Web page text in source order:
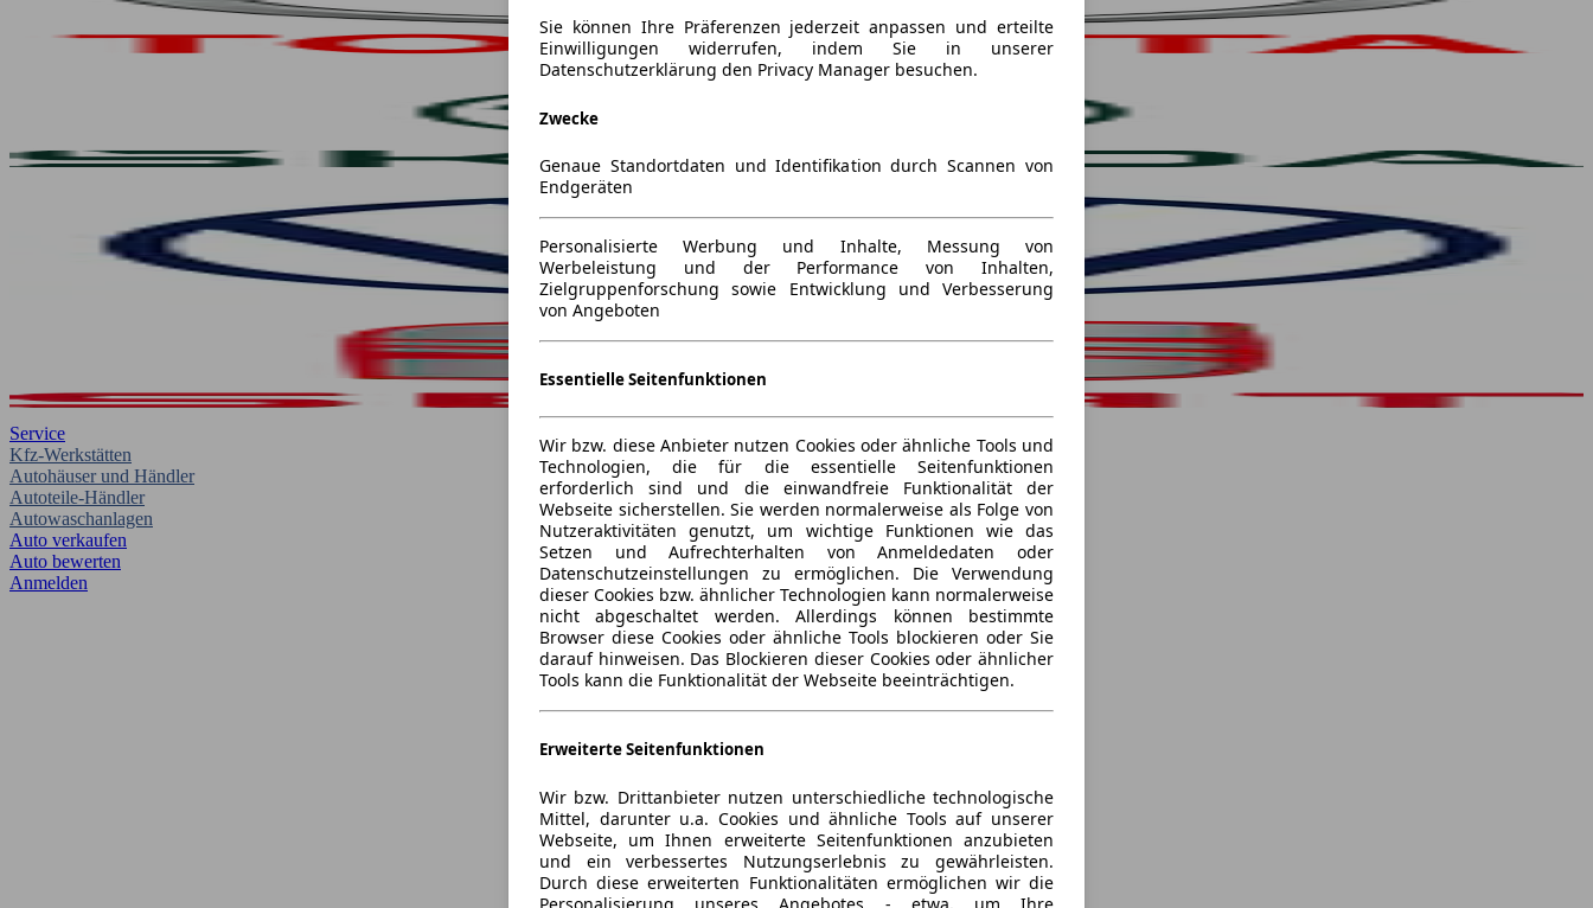
Service
Kfz-Werkstätten
Autohäuser und Händler
Autoteile-Händler
Autowaschanlagen
Auto verkaufen
Auto bewerten
Anmelden
Sie können Ihre Präferenzen jederzeit anpassen und erteilte
Einwilligungen widerrufen, indem Sie in unserer
Datenschutzerklärung den Privacy Manager besuchen.
Zwecke
Genaue Standortdaten und Identifikation durch Scannen von
Endgeräten
Personalisierte Werbung und Inhalte, Messung von
Werbeleistung und der Performance von Inhalten,
Zielgruppenforschung sowie Entwicklung und Verbesserung
von Angeboten
Essentielle Seitenfunktionen
Wir bzw. diese Anbieter nutzen Cookies oder ähnliche Tools und
Technologien, die für die essentielle Seitenfunktionen
erforderlich sind und die einwandfreie Funktionalität der
Webseite sicherstellen. Sie werden normalerweise als Folge von
Nutzeraktivitäten genutzt, um wichtige Funktionen wie das
Setzen und Aufrechterhalten von Anmeldedaten oder
Datenschutzeinstellungen zu ermöglichen. Die Verwendung
dieser Cookies bzw. ähnlicher Technologien kann normalerweise
nicht abgeschaltet werden. Allerdings können bestimmte
Browser diese Cookies oder ähnliche Tools blockieren oder Sie
darauf hinweisen. Das Blockieren dieser Cookies oder ähnlicher
Tools kann die Funktionalität der Webseite beeinträchtigen.
Erweiterte Seitenfunktionen
Wir bzw. Drittanbieter nutzen unterschiedliche technologische
Mittel, darunter u.a. Cookies und ähnliche Tools auf unserer
Webseite, um Ihnen erweiterte Seitenfunktionen anzubieten
und ein verbessertes Nutzungserlebnis zu gewährleisten.
Durch diese erweiterten Funktionalitäten ermöglichen wir die
Personalisierung unseres Angebotes - etwa, um Ihre